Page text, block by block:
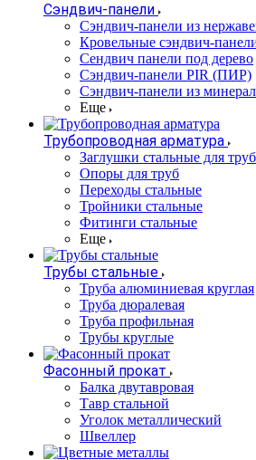
Сэндвич-панели
Cэндвич-панели из
Кровельные сэндвич-
Сендвич панели под дерево
Сэндвич-панели PIR (ПИР)
Сэндвич-панели из
Еще
Трубопроводная арматура
Заглушки стальные для
Опоры для труб
Переходы стальные
Тройники стальные
Фитинги стальные
Еще
Трубы стальные
Труба алюминиевая круглая
Труба дюралевая
Труба профильная
Трубы круглые
Фасонный прокат
Балка двутавровая
Тавр стальной
Уголок металлический
Швеллер